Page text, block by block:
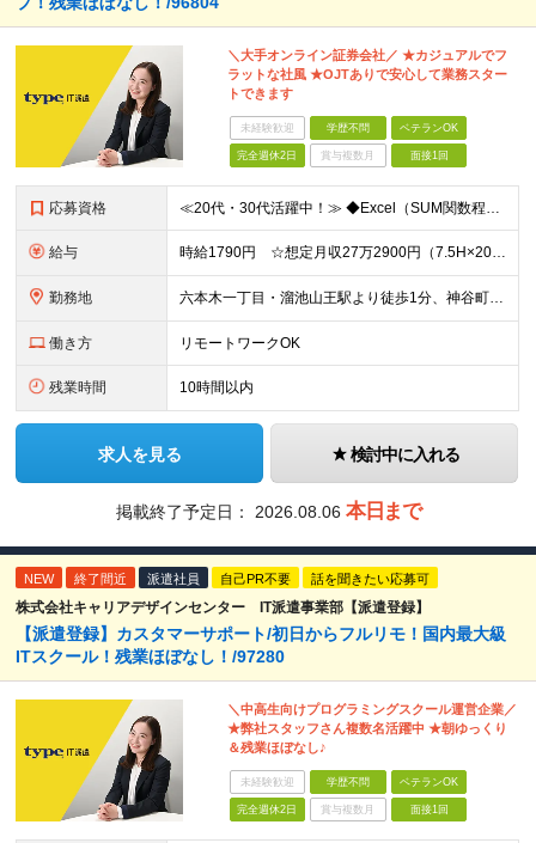
＼大手オンライン証券会社／ ★カジュアルでフ
ラットな社風 ★OJTありで安心して業務スター
トできます
未経験歓迎 学歴不問 ベテランOK
完全週休2日 賞与複数月 面接1回
応募資格 ≪20代・30代活躍中！≫ ◆Excel（SUM関数程度）の実務経験 ◆社内の関係者と連携しながら業務を進めた経験がある方 ※ブランクがある方やこれまでのご経験に自信がない方も、まずはお気軽にご応募
給与 時給1790円 ☆想定月収27万2900円（7.5H×20日＋残業2.5H） ※交通費全額支給 ※在宅日数に応じて、在宅勤務手当あり
勤務地 六本木一丁目・溜池山王駅より徒歩1分、神谷町駅より徒歩8分、赤坂駅より徒歩9分 ▼服装：私服 ▼働き方：一部在宅（週3日程度） ※業務に慣れるまで（約1ヶ月程）は出社となります。 ※在宅勤務の曜日は
働き方 リモートワークOK
残業時間 10時間以内
求人を見る 検討中に入れる
掲載終了予定日： 2026.08.06 本日まで
NEW 終了間近 派遣社員 自己PR不要 話を聞きたい応募可
株式会社キャリアデザインセンター IT派遣事業部【派遣登録】
【派遣登録】カスタマーサポート/初日からフルリモ！国内最大級
ITスクール！残業ほぼなし！/97280
＼中高生向けプログラミングスクール運営企業／
★弊社スタッフさん複数名活躍中 ★朝ゆっくり
＆残業ほぼなし♪
未経験歓迎 学歴不問 ベテランOK
完全週休2日 賞与複数月 面接1回